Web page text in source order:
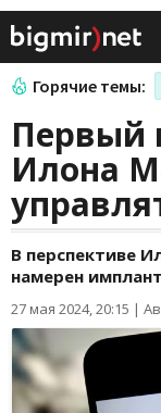
Горячие темы:
Первый
Илона
В перспективе
намерен
27 мая 2024, 20:15 |